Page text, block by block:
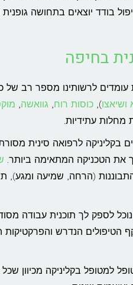
בודד יוצאים בתחושה
בחיפה
לרשותינו מספר רב של
ושיאצו), כוסות רוח, גוואשה,
מחלות עתידיות.
בקליניקה לרפואה סינית
הטכניקה המתאימה ביותר.
(הרחה, שמיעה ומגע),
נוכל לספק לך תוכנית עבודה
הטיפולים הנדרש והפרקטיקות
למטופל בקליניקה מכיוון